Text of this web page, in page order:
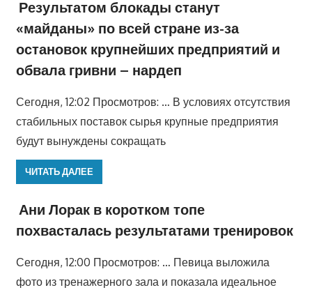
Результатом блокады станут
«майданы» по всей стране из-за
остановок крупнейших предприятий и
обвала гривни – нардеп
Сегодня, 12:02 Просмотров: … В условиях отсутствия
стабильных поставок сырья крупные предприятия
будут вынуждены сокращать
ЧИТАТЬ ДАЛЕЕ
Ани Лорак в коротком топе
похвасталась результатами тренировок
Сегодня, 12:00 Просмотров: … Певица выложила
фото из тренажерного зала и показала идеальное